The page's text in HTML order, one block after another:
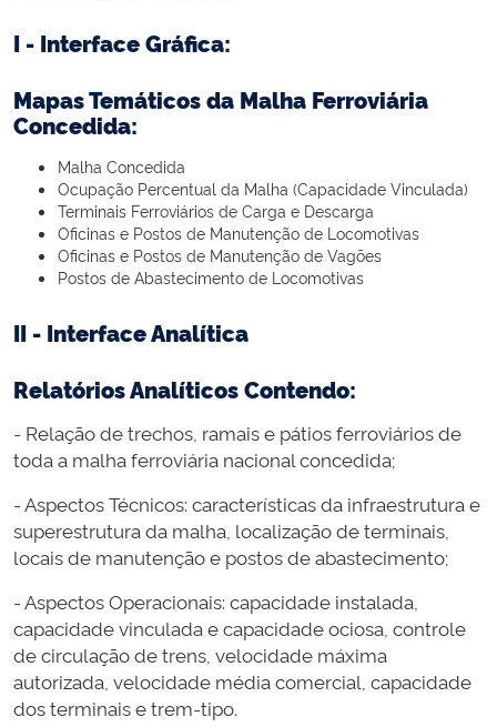
I - Interface Gráfica:
Mapas Temáticos da Malha Ferroviária
Concedida:
Malha Concedida
Ocupação Percentual da Malha (Capacidade Vinculada)
Terminais Ferroviários de Carga e Descarga
Oficinas e Postos de Manutenção de Locomotivas
Oficinas e Postos de Manutenção de Vagões
Postos de Abastecimento de Locomotivas
II - Interface Analítica
Relatórios Analíticos Contendo:
- Relação de trechos, ramais e pátios ferroviários de
toda a malha ferroviária nacional concedida;
- Aspectos Técnicos: características da infraestrutura e
superestrutura da malha, localização de terminais,
locais de manutenção e postos de abastecimento;
- Aspectos Operacionais: capacidade instalada,
capacidade vinculada e capacidade ociosa, controle
de circulação de trens, velocidade máxima
autorizada, velocidade média comercial, capacidade
dos terminais e trem-tipo.